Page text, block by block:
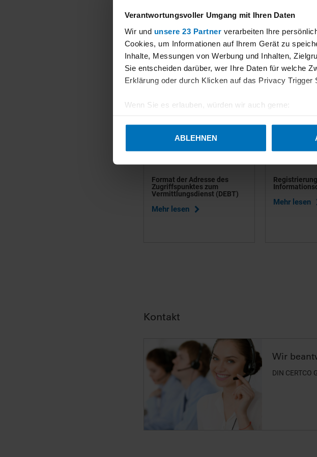
Verantwortungsvoller Umgang mit Ihren Daten
Wir und unsere 23 Partner verarbeiten Ihre
Cookies, um Informationen auf Ihrem Gerät zu
Inhalte, Messungen von Werbung und Inhalten,
Sie entscheiden darüber, wer Ihre Daten für welche
Erklärung oder durch Klicken auf das Privacy Trigger
Wenn Sie es erlauben, würden wir auch gerne:
Erfahren Sie mehr darüber, wie Ihre persönlichen
Wir verwenden Cookies, um Ihnen das
erforderliche Cookies müssen gesetzt werden, um
können frei entscheiden, welche Kategorien Sie
ABLEHNEN
PDF Prüfungs-, Registrierungs- und
Format der Adresse des
Zugriffspunktes zum
Vermittlungsdienst (DEBT)
Mehr lesen
Mehr lesen
Kontakt
Wir
DIN